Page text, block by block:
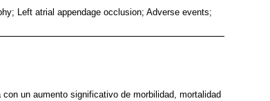
Left atrial appendage occlusion; Adverse events;
un aumento significativo de morbilidad, mortalidad